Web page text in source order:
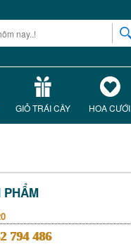
GIỎ TRÁI CÂY HOA CƯỚI
PHẨM
794 486